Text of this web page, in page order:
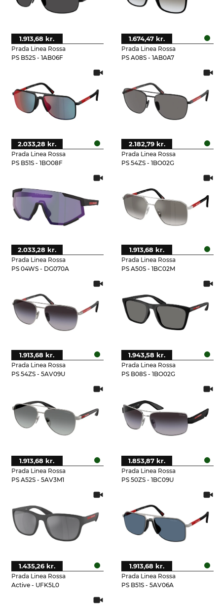
Prada Linea Rossa
PS B52S - 1AB06F
1.913,68 kr.
Prada Linea Rossa
PS A08S - 1AB0A7
1.674,47 kr.
Prada Linea Rossa
PS B51S - 1BO08F
2.033,28 kr.
Prada Linea Rossa
PS 54ZS - 1BO02G
2.182,79 kr.
Prada Linea Rossa
PS 04WS - DG070A
2.033,28 kr.
Prada Linea Rossa
PS A50S - 1BC02M
1.913,68 kr.
Prada Linea Rossa
PS 54ZS - 5AV09U
1.913,68 kr.
Prada Linea Rossa
PS B08S - 1BO02G
1.943,58 kr.
Prada Linea Rossa
PS A52S - 5AV3M1
1.913,68 kr.
Prada Linea Rossa
PS 50ZS - 1BC09U
1.853,87 kr.
Prada Linea Rossa
Active - UFK5L0
1.435,26 kr.
Prada Linea Rossa
PS B51S - 5AV06A
1.913,68 kr.